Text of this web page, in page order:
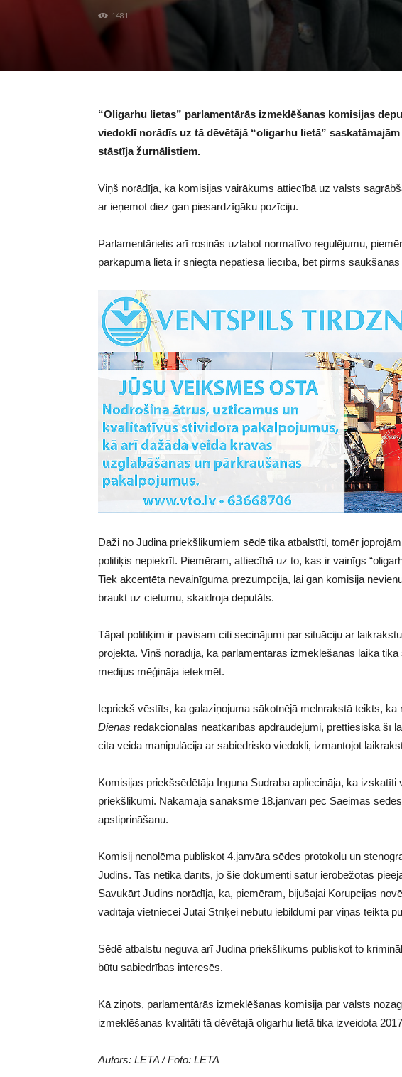
1481
“Oligarhu lietas” parlamentārās izmeklēšanas komisijas
viedoklī norādīs uz tā dēvētājā “oligarhu lietā”
stāstīja žurnālistiem.
Viņš norādīja, ka komisijas vairākums attiecībā uz valsts
ar ieņemot diez gan piesardzīgāku pozīciju.
Parlamentārietis arī rosinās uzlabot normatīvo regulējumu,
pārkāpuma lietā ir sniegta nepatiesa liecība, bet pirms
Daži no Judina priekšlikumiem sēdē tika atbalstīti, tomēr
politiķis nepiekrīt. Piemēram, attiecībā uz to, kas ir vainīgs
Tiek akcentēta nevainīguma prezumpcija, lai gan komisija
braukt uz cietumu, skaidroja deputāts.
Tāpat politiķim ir pavisam citi secinājumi par situāciju ar laikrakstu
projektā. Viņš norādīja, ka parlamentārās izmeklēšanas laikā
medijus mēģināja ietekmēt.
Iepriekš vēstīts, ka galaziņojuma sākotnējā melnrakstā teikts,
Dienas redakcionālās neatkarības apdraudējumi, prettiesiska šī
cita veida manipulācija ar sabiedrisko viedokli, izmantojot
Komisijas priekšsēdētāja Inguna Sudraba apliecināja, ka izskatīti
priekšlikumi. Nākamajā sanāksmē 18.janvārī pēc Saeimas
apstiprināšanu.
Komisij nenolēma publiskot 4.janvāra sēdes protokolu un
Judins. Tas netika darīts, jo šie dokumenti satur ierobežotas
Savukārt Judins norādīja, ka, piemēram, bijušajai Korupcijas
vadītāja vietniecei Jutai Strīķei nebūtu iebildumi par viņas teiktā
Sēdē atbalstu neguva arī Judina priekšlikums publiskot to
būtu sabiedrības interesēs.
Kā ziņots, parlamentārās izmeklēšanas komisija par valsts
izmeklēšanas kvalitāti tā dēvētajā oligarhu lietā tika izveidota
Autors: LETA / Foto: LETA